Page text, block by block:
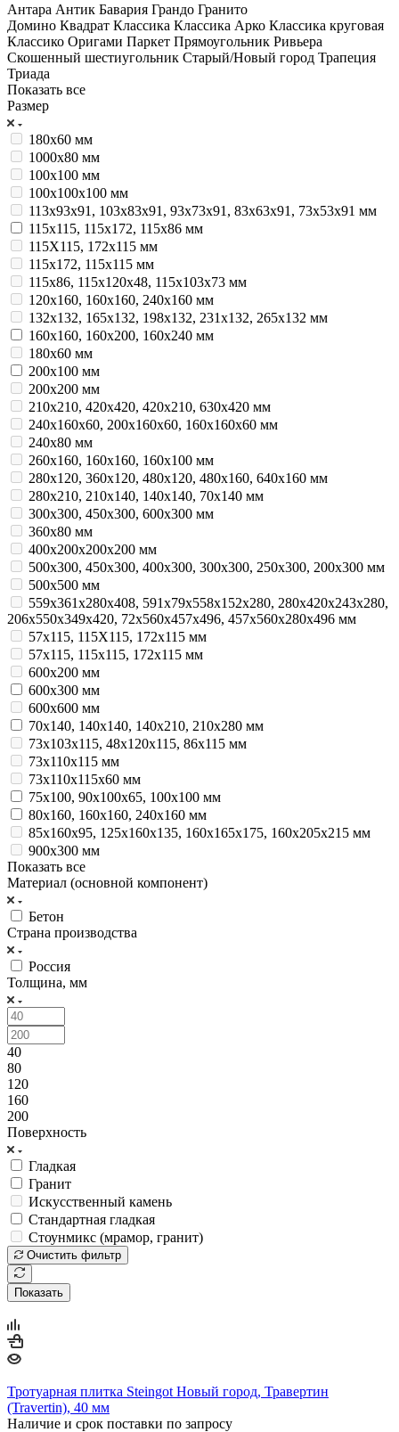
Антара Антик Бавария Грандо Гранито
Домино Квадрат Классика Классика Арко Классика круговая
Классико Оригами Паркет Прямоугольник Ривьера
Скошенный шестиугольник Старый/Новый город Трапеция
Триада
Показать все
Размер
180х60 мм
1000х80 мм
100х100 мм
100х100х100 мм
113х93х91, 103х83х91, 93х73х91, 83х63х91, 73х53х91 мм
115х115, 115х172, 115х86 мм
115Х115, 172х115 мм
115х172, 115х115 мм
115х86, 115х120х48, 115х103х73 мм
120х160, 160х160, 240х160 мм
132х132, 165х132, 198х132, 231х132, 265x132 мм
160х160, 160х200, 160х240 мм
180х60 мм
200х100 мм
200х200 мм
210х210, 420х420, 420х210, 630х420 мм
240х160х60, 200х160х60, 160х160х60 мм
240х80 мм
260х160, 160х160, 160х100 мм
280х120, 360х120, 480х120, 480х160, 640х160 мм
280х210, 210х140, 140х140, 70х140 мм
300х300, 450х300, 600х300 мм
360х80 мм
400х200х200х200 мм
500х300, 450х300, 400х300, 300х300, 250х300, 200х300 мм
500х500 мм
559х361х280х408, 591х79х558х152х280, 280х420х243х280,
206х550х349х420, 72х560х457х496, 457х560х280х496 мм
57х115, 115Х115, 172х115 мм
57х115, 115х115, 172х115 мм
600х200 мм
600х300 мм
600х600 мм
70х140, 140х140, 140х210, 210х280 мм
73х103х115, 48х120х115, 86х115 мм
73х110х115 мм
73х110х115х60 мм
75х100, 90х100х65, 100х100 мм
80х160, 160х160, 240х160 мм
85х160х95, 125х160х135, 160х165х175, 160х205х215 мм
900х300 мм
Показать все
Материал (основной компонент)
Бетон
Страна производства
Россия
Толщина, мм
40
80
120
160
200
Поверхность
Гладкая
Гранит
Искусственный камень
Стандартная гладкая
Стоунмикс (мрамор, гранит)
Очистить фильтр
Показать
Тротуарная плитка Steingot Новый город, Травертин
(Travertin), 40 мм
Наличие и срок поставки по запросу